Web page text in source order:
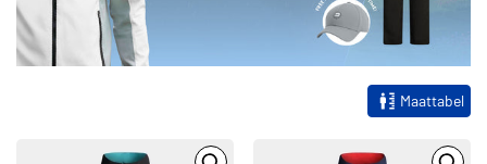
Maattabel